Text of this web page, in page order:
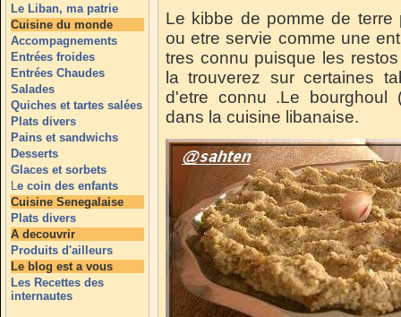
Le Liban, ma patrie
Cuisine du monde
Accompagnements
Entrées froides
Entrées Chaudes
Salades
Quiches et tartes salées
Plats divers
Pains et sandwichs
Desserts
Glaces et sorbets
Le coin des enfants
Cuisine Senegalaise
Plats divers
A decouvrir
Produits d'ailleurs
Le blog est a vous
Les Recettes des
internautes
Le kibbe de pomme de
ou etre servie comme une
tres connu puisque les
la trouverez sur certaines
d'etre connu .Le bourghoul
dans la cuisine libanaise.